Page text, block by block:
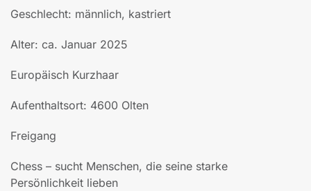
Geschlecht: männlich, kastriert
Alter: ca. Januar 2025
Europäisch Kurzhaar
Aufenthaltsort: 4600 Olten
Freigang
Chess – sucht Menschen, die seine starke
Persönlichkeit lieben